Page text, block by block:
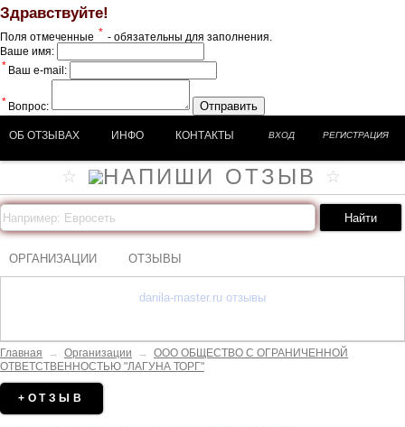
Здравствуйте!
Поля отмеченные * - обязательны для заполнения.
Ваше имя:
* Ваш e-mail:
* Вопрос: Отправить
ОБ ОТЗЫВАХ ИНФО КОНТАКТЫ ВХОД РЕГИСТРАЦИЯ
ОРГАНИЗАЦИИ ОТЗЫВЫ
danila-master.ru отзывы
Главная → Организации →
ООО ОБЩЕСТВО С ОГРАНИЧЕННОЙ
ОТВЕТСТВЕННОСТЬЮ "ЛАГУНА ТОРГ"
+ОТЗЫВ